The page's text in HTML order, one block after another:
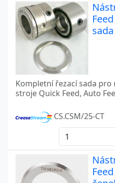
sada
Kompletní řezací sada
stroje Quick Feed, Auto
CS.CSM/25-CT